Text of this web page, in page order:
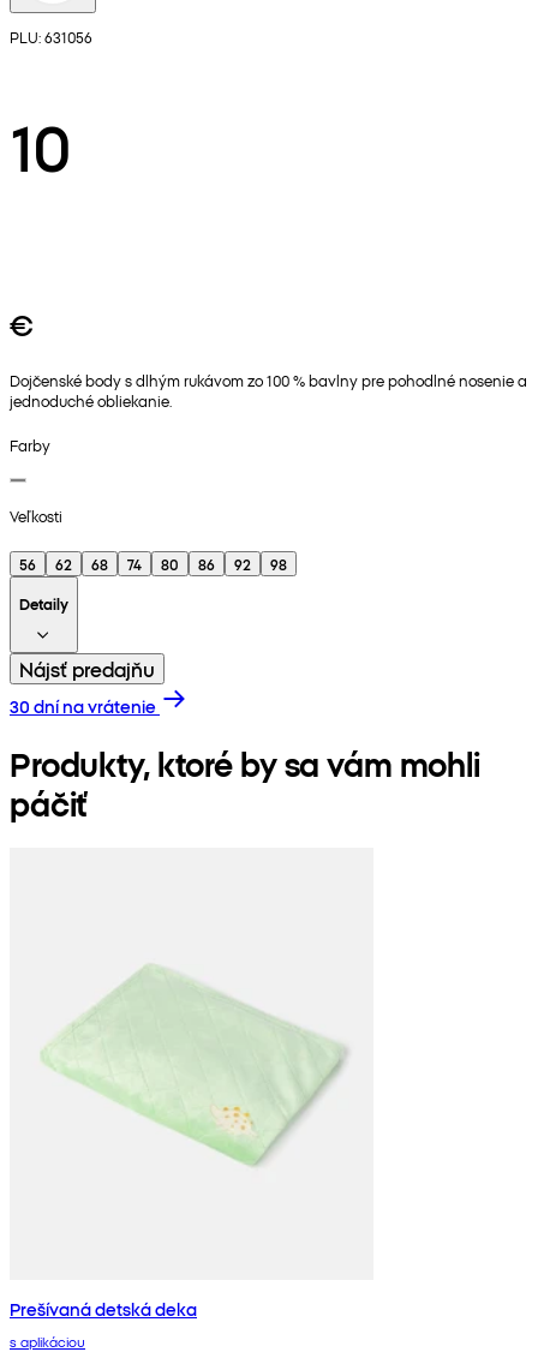
PLU: 631056
10
€
Dojčenské body s dlhým rukávom zo 100 % bavlny pre pohodlné nosenie a
jednoduché obliekanie.
Farby
Veľkosti
56 62 68 74 80 86 92
98
Detaily
Nájsť predajňu
30 dní na vrátenie
Produkty, ktoré by sa vám mohli
páčiť
Prešívaná detská deka
s aplikáciou